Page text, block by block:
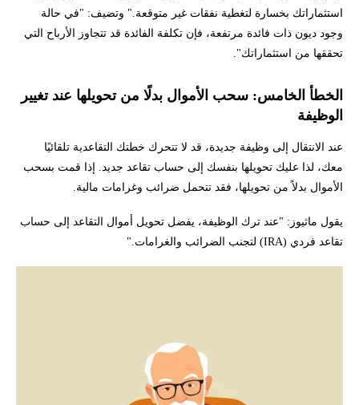
استثماراتك بخسارة لتغطية نفقات غير متوقعة." وتضيف: "في حالة
وجود ديون ذات فائدة مرتفعة، فإن تكلفة الفائدة قد تتجاوز الأرباح التي
تحققها من استثماراتك".
الخطأ الخامس: سحب الأموال بدلًا من تحويلها عند تغيير
الوظيفة
عند الانتقال إلى وظيفة جديدة، قد لا تتحرك خطتك التقاعدية تلقائيًا
معك، لذا عليك تحويلها بنفسك إلى حساب تقاعد جديد. إذا قمت بسحب
الأموال بدلاً من تحويلها، فقد تتحمل ضرائب وغرامات مالية.
يقول ماثيوز: "عند ترك الوظيفة، يفضل تحويل أموال التقاعد إلى حساب
تقاعد فردي (IRA) لتجنب الضرائب والغرامات."